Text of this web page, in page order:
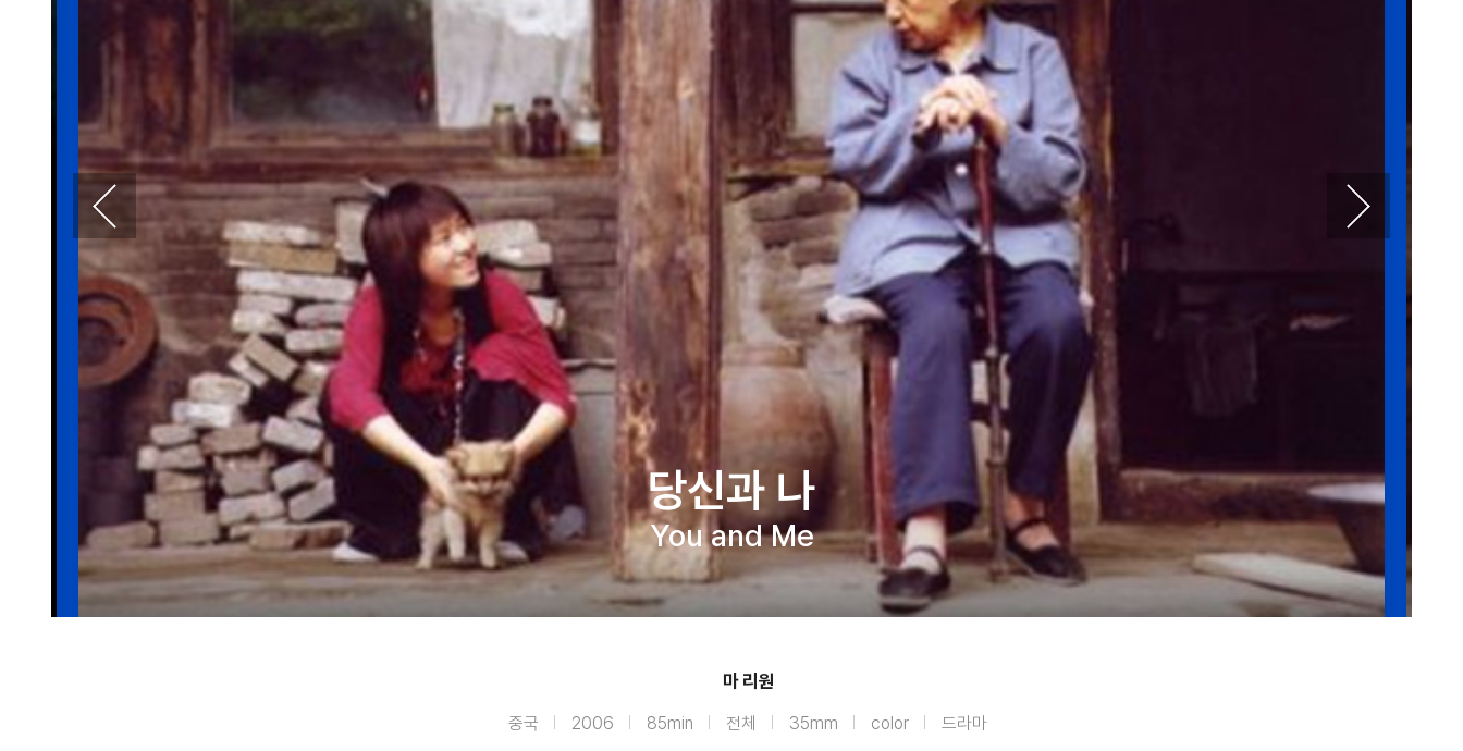
당신과 나
You and Me
마 리원
중국 2006 85min 전체 35mm color 드라마